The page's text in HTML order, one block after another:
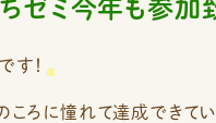
ゼミ今年も参加
す！
ころに憧れて達成できて